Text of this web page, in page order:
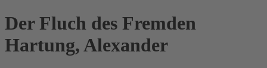
Der Fluch des Fremden
Hartung, Alexander